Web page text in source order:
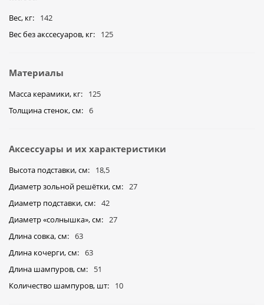
Вес, кг
142
Вес без акссесуаров, кг
125
Материалы
Масса керамики, кг
125
Толщина стенок, см
6
Аксессуары и их характеристики
Высота подставки, см
18,5
Диаметр зольной решётки, см
27
Диаметр подставки, см
42
Диаметр «солнышка», cм
27
Длина совка, см
63
Длина кочерги, см
63
Длина шампуров, см
51
Количество шампуров, шт
10